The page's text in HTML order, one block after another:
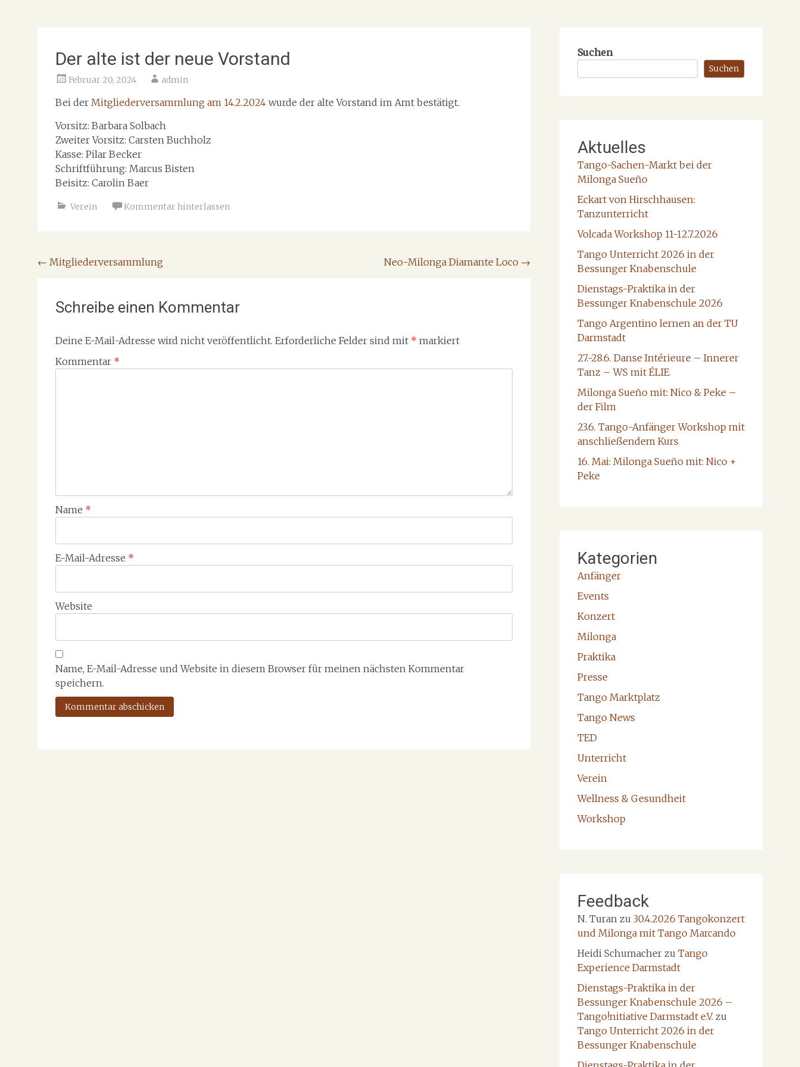
Der alte ist der neue Vorstand
Februar 20, 2024 admin
Bei der Mitgliederversammlung am 14.2.2024 wurde der alte Vorstand im Amt bestätigt.
Vorsitz: Barbara Solbach
Zweiter Vorsitz: Carsten Buchholz
Kasse: Pilar Becker
Schriftführung: Marcus Bisten
Beisitz: Carolin Baer
Verein Kommentar hinterlassen
Beitragsnavigation
← Mitgliederversammlung Neo-Milonga Diamante Loco →
Schreibe einen Kommentar
Deine E-Mail-Adresse wird nicht veröffentlicht. Erforderliche Felder sind mit * markiert
Kommentar *
Name *
E-Mail-Adresse *
Website
Name, E-Mail-Adresse und Website in diesem Browser für meinen nächsten Kommentar
speichern.
Suchen
Suchen
Aktuelles
Tango-Sachen-Markt bei der
Milonga Sueño
Eckart von Hirschhausen:
Tanzunterricht
Volcada Workshop 11-12.7.2026
Tango Unterricht 2026 in der
Bessunger Knabenschule
Dienstags-Praktika in der
Bessunger Knabenschule 2026
Tango Argentino lernen an der TU
Darmstadt
27.-28.6. Danse Intérieure – Innerer
Tanz – WS mit ÉLIE
Milonga Sueño mit: Nico & Peke –
der Film
23.6. Tango-Anfänger Workshop mit
anschließendem Kurs
16. Mai: Milonga Sueño mit: Nico +
Peke
Kategorien
Anfänger
Events
Konzert
Milonga
Praktika
Presse
Tango Marktplatz
Tango News
TED
Unterricht
Verein
Wellness & Gesundheit
Workshop
Feedback
N. Turan zu 30.4.2026 Tangokonzert
und Milonga mit Tango Marcando
Heidi Schumacherzu Tango
Experience Darmstadt
Dienstags-Praktika in der
Bessunger Knabenschule 2026 –
Tango!nitiative Darmstadt e.V.zu
Tango Unterricht 2026 in der
Bessunger Knabenschule